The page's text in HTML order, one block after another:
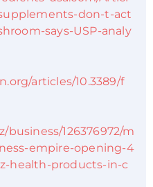
supplements-don-t-act
says-USP-analy
articles/10.3389/f
business/126376972/m
empire-opening-4
health-products-in-c